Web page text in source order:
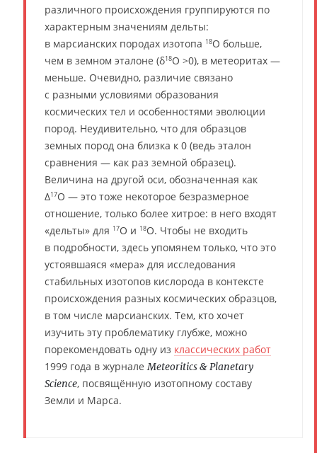
различного происхождения группируются по
характерным значениям дельты:
в марсианских породах изотопа 18O больше,
чем в земном эталоне (δ18O >0), в метеоритах —
меньше. Очевидно, различие связано
с разными условиями образования
космических тел и особенностями эволюции
пород. Неудивительно, что для образцов
земных пород она близка к 0 (ведь эталон
сравнения — как раз земной образец).
Величина на другой оси, обозначенная как
Δ17O — это тоже некоторое безразмерное
отношение, только более хитрое: в него входят
«дельты» для 17O и 18O. Чтобы не входить
в подробности, здесь упомянем только, что это
устоявшаяся «мера» для исследования
стабильных изотопов кислорода в контексте
происхождения разных космических образцов,
в том числе марсианских. Тем, кто хочет
изучить эту проблематику глубже, можно
порекомендовать одну из классических работ
1999 года в журнале Meteoritics & Planetary
Science, посвящённую изотопному составу
Земли и Марса.